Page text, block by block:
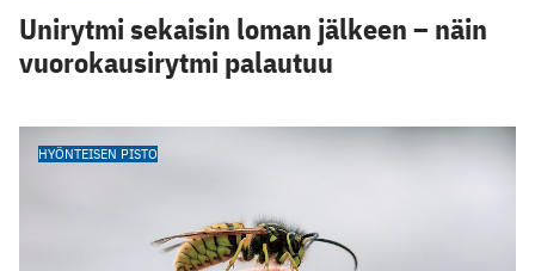
Unirytmi sekaisin loman jälkeen – näin
vuorokausirytmi palautuu
HYÖNTEISEN PISTO